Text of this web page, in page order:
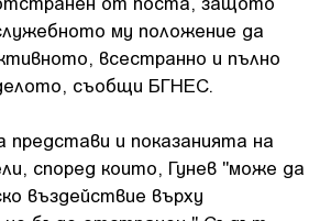
му положение да
всестранно и пълно
съобщи БГНЕС.
представи и показанията на
според които, Гунев "може да
въздействие върху